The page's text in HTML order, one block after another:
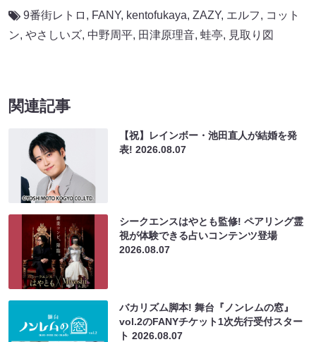
9番街レトロ , FANY, kentofukaya, ZAZY, エルフ, コット
ン, やさしいズ, 中野周平, 田津原理音, 蛙亭, 見取り図
関連記事
【祝】レインボー・池田直人が結婚を発
表!2026.08.07
シークエンスはやとも監修! ペアリング霊
視が体験できる占いコンテンツ登場
2026.08.07
バカリズム脚本! 舞台『ノンレムの窓』
vol.2のFANYチケット1次先行受付スター
ト2026.08.07